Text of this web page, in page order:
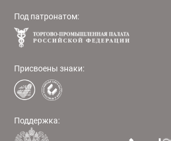
Под патронатом:
Присвоены знаки:
Поддержка: